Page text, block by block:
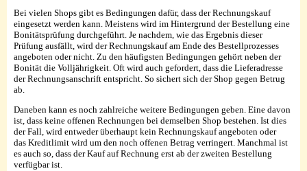
Bei vielen Shops gibt es Bedingungen dafür, dass der Rechnungskauf
eingesetzt werden kann. Meistens wird im Hintergrund der Bestellung eine
Bonitätsprüfung durchgeführt. Je nachdem, wie das Ergebnis dieser
Prüfung ausfällt, wird der Rechnungskauf am Ende des Bestellprozesses
angeboten oder nicht. Zu den häufigsten Bedingungen gehört neben der
Bonität die Volljährigkeit. Oft wird auch gefordert, dass die Lieferadresse
der Rechnungsanschrift entspricht. So sichert sich der Shop gegen Betrug
ab.
Daneben kann es noch zahlreiche weitere Bedingungen geben. Eine davon
ist, dass keine offenen Rechnungen bei demselben Shop bestehen. Ist dies
der Fall, wird entweder überhaupt kein Rechnungskauf angeboten oder
das Kreditlimit wird um den noch offenen Betrag verringert. Manchmal ist
es auch so, dass der Kauf auf Rechnung erst ab der zweiten Bestellung
verfügbar ist.